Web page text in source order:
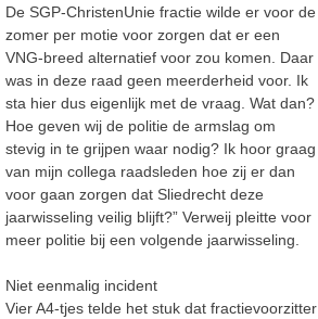
De SGP-ChristenUnie fractie wilde er voor de
zomer per motie voor zorgen dat er een
VNG-breed alternatief voor zou komen. Daar
was in deze raad geen meerderheid voor. Ik
sta hier dus eigenlijk met de vraag. Wat dan?
Hoe geven wij de politie de armslag om
stevig in te grijpen waar nodig? Ik hoor graag
van mijn collega raadsleden hoe zij er dan
voor gaan zorgen dat Sliedrecht deze
jaarwisseling veilig blijft?” Verweij pleitte voor
meer politie bij een volgende jaarwisseling.
Niet eenmalig incident
Vier A4-tjes telde het stuk dat fractievoorzitter